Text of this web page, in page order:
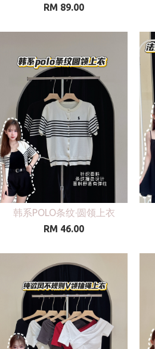
RM 89.00
韩系POLO条纹·圆领上衣
RM 46.00